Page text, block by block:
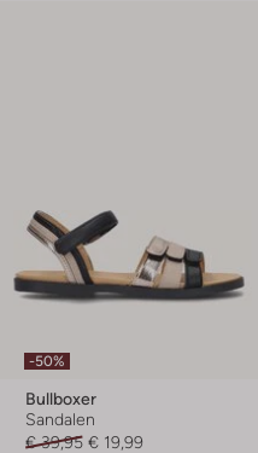
-50%
Bullboxer
Sandalen
€ 39,95 € 19,99